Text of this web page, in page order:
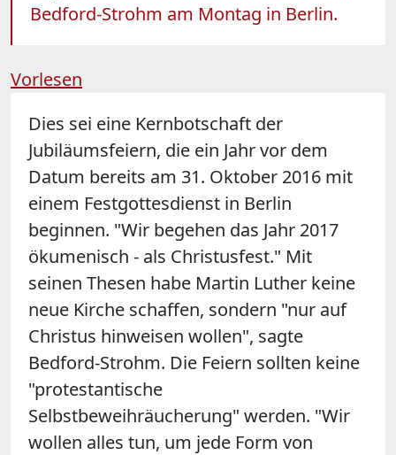
Bedford-Strohm am Montag in Berlin.
Vorlesen
Dies sei eine Kernbotschaft der
Jubiläumsfeiern, die ein Jahr vor dem
Datum bereits am 31. Oktober 2016 mit
einem Festgottesdienst in Berlin
beginnen. "Wir begehen das Jahr 2017
ökumenisch - als Christusfest." Mit
seinen Thesen habe Martin Luther keine
neue Kirche schaffen, sondern "nur auf
Christus hinweisen wollen", sagte
Bedford-Strohm. Die Feiern sollten keine
"protestantische
Selbstbeweihräucherung" werden. "Wir
wollen alles tun, um jede Form von